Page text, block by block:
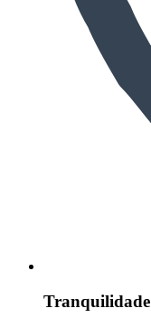
Tranquilidade